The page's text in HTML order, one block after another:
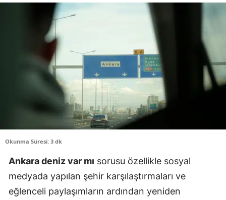
Okunma Süresi: 3 dk
Ankara deniz var mı sorusu özellikle sosyal
medyada yapılan şehir karşılaştırmaları ve
eğlenceli paylaşımların ardından yeniden